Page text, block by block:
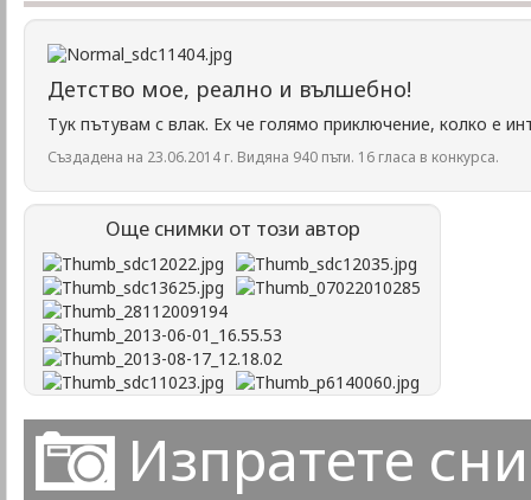
Детство мое, реално и вълшебно!
Тук пътувам с влак. Ех че голямо приключение, колко е
Създадена на 23.06.2014 г. Видяна 940 пъти. 16 гласа в конкурса.
Още снимки от този автор
Изпратете